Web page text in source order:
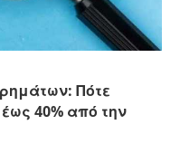
Πότε
40% από την